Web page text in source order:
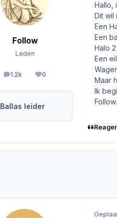
Follow
Leden
1.2k
berichten0
Reputation
Ballas leider
Hallo,
Dit wil
Een
Een
Halo
Een
Maar
Ik